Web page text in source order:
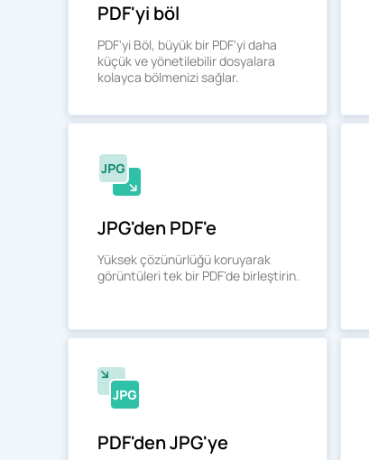
PDF'yi böl
PDF'yi Böl, büyük bir PDF'yi daha
küçük ve yönetilebilir dosyalara
kolayca bölmenizi sağlar.
JPG'den PDF'e
Yüksek çözünürlüğü koruyarak
görüntüleri tek bir PDF'de birleştirin.
PDF'den JPG'ye